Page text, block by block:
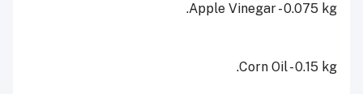
Apple Vinegar - 0.075 kg.
Corn Oil - 0.15 kg.